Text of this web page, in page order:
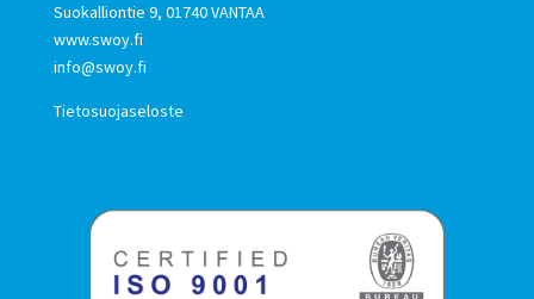
Suokalliontie 9, 01740 VANTAA
www.swoy.fi
info@swoy.fi
Tietosuojaseloste